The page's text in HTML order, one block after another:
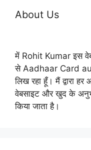
About Us
में Rohit Kumar इस
से Aadhaar Card aur
लिख रहा हूँ। मैं द्वारा
वेबसाइट और खुद के
किया जाता है।